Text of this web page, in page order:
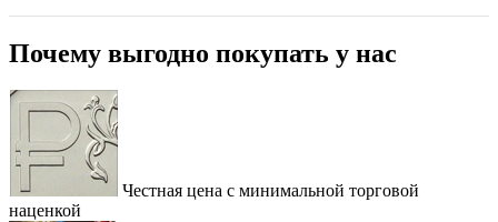
Почему выгодно покупать у нас
Честная цена с минимальной торговой
наценкой